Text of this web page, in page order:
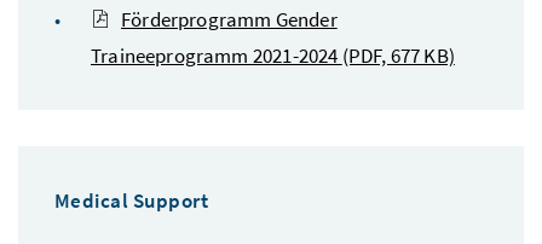
Förderprogramm Gender
Traineeprogramm 2021-2024 (PDF, 677 KB)
Medical Support